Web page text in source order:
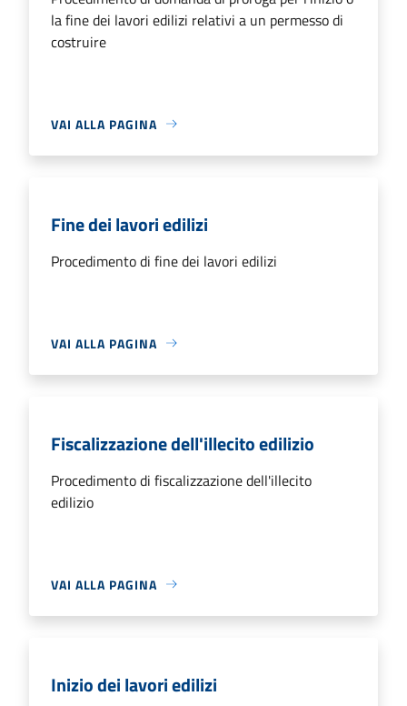
la fine dei lavori edilizi relativi a un permesso di
costruire
VAI ALLA PAGINA
Fine dei lavori edilizi
Procedimento di fine dei lavori edilizi
VAI ALLA PAGINA
Fiscalizzazione dell'illecito edilizio
Procedimento di fiscalizzazione dell'illecito
edilizio
VAI ALLA PAGINA
Inizio dei lavori edilizi